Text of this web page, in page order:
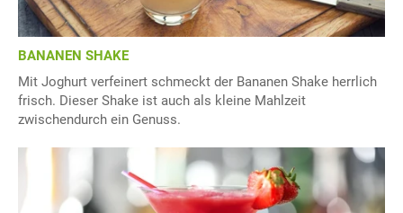
BANANEN SHAKE
Mit Joghurt verfeinert schmeckt der Bananen Shake herrlich
frisch. Dieser Shake ist auch als kleine Mahlzeit
zwischendurch ein Genuss.